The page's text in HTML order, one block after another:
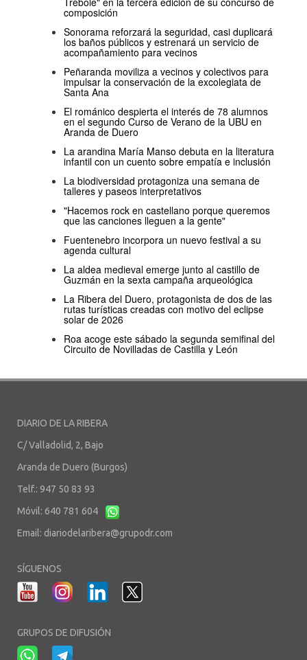
composición
Sonorama reforzará la seguridad, casi duplicará
los baños públicos y estrenará un servicio de
acompañamiento para vecinos
Peñaranda moviliza a vecinos y colectivos para
impulsar la conservación de la excolegiata de
Santa Ana
El románico despierta el interés de 78 alumnos
en el segundo Curso de Verano de la UBU en
Aranda de Duero
La arandina María Manso debuta en la literatura
infantil con un cuento sobre empatía e inclusión
La biodiversidad protagoniza una semana de
talleres y paseos interpretativos
"Hacemos rock en castellano porque queremos
que las canciones lleguen a la gente"
Fuentenebro incorpora un nuevo festival a su
agenda cultural
La aldea medieval emerge junto al castillo de
Guzmán en la sexta campaña arqueológica
La Ribera del Duero, protagonista de dos de las
rutas turísticas creadas con motivo del eclipse
solar de 2026
Roa acoge este sábado la segunda semifinal del
Circuito de Novilladas de Castilla y León
DIARIO DE LA RIBERA
C/ Valladolid, 2, Bajo
Aranda de Duero (Burgos)
Telf.: 947 50 83 93
Móvil: 640 781 604
Email: diariodelaribera@grupodr.com
SÍGUENOS
GRUPOS DE DIFUSIÓN